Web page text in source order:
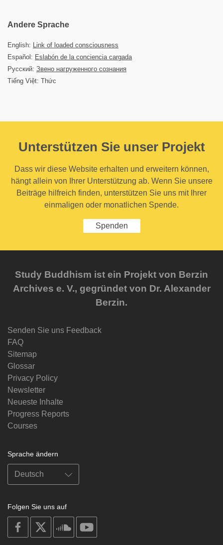
Andere Sprache
English: Link of loaded consciousness
Español: Eslabón de la conciencia cargada
Русский: Звено нагруженного сознания
Tiếng Việt: Thức
Unterstützen Sie unser Projekt
Dass wir diese Website erhalten und erweitern können,
hängt allein von Ihrer Unterstützung ab. Wenn Sie unsere
Beiträge hilfreich finden, unterstützen Sie uns mit Ihrer
einmaligen oder monatlichen Spende.
Spenden
Study Buddhism ist ein Projekt von Berzin
Archives e. V., gegründet von Dr. Alexander
Berzin.
Senden Sie uns Feedback
FAQ
Sitemap
Glossar
Privacy Policy
Newsletter
Neueste Inhalte
Progress Reports
Courses
Sprache ändern
Folgen Sie uns auf
on
facebook
soundcloud